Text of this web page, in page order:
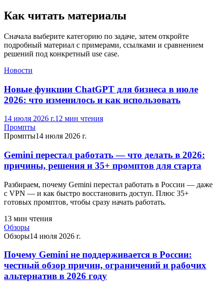
Как читать материалы
Сначала выберите категорию по задаче, затем откройте
подробный материал с примерами, ссылками и сравнением
решений под конкретный use case.
Новости
Новые функции ChatGPT для бизнеса в июле
2026: что изменилось и как использовать
14 июля 2026 г.12 мин чтения
Промпты
Промпты14 июля 2026 г.
Gemini перестал работать — что делать в 2026:
причины, решения и 35+ промптов для старта
Разбираем, почему Gemini перестал работать в России — даже
с VPN — и как быстро восстановить доступ. Плюс 35+
готовых промптов, чтобы сразу начать работать.
13 мин чтения
Обзоры
Обзоры14 июля 2026 г.
Почему Gemini не поддерживается в России:
честный обзор причин, ограничений и рабочих
альтернатив в 2026 году